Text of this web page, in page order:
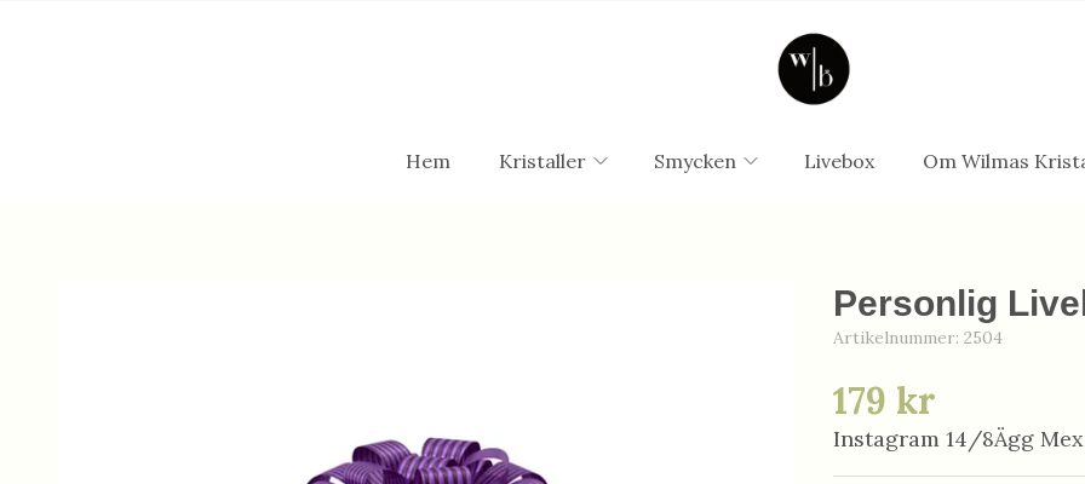
Hem Kristaller Smycken Livebox Om Wilmas
Personlig
Artikelnummer: 2504
179 kr
Instagram 14/8Ägg